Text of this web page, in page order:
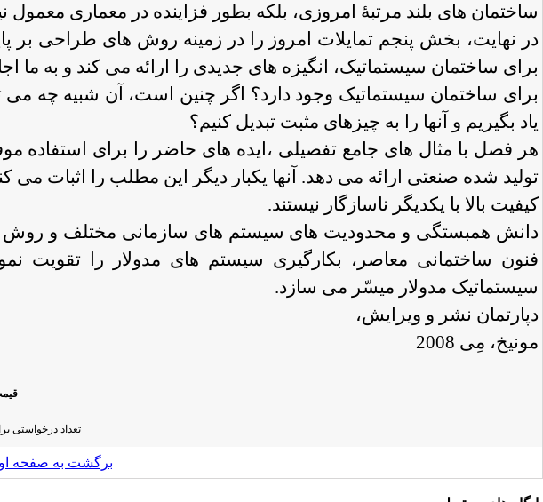
ساختمان های بلند مرتبۀ امروزی، بلکه بطور فزاینده در معماری
در نهایت، بخش پنجم تمایلات امروز را در زمینه روش های طراحی بر
برای ساختمان سیستماتیک، انگیزه های جدیدی را ارائه می کند و به ما
برای ساختمان سیستماتیک وجود دارد؟ اگر چنین است، آن شبیه چه می
یاد بگیریم و آنها را به چیزهای مثبت تبدیل کنیم؟
هر فصل با مثال های جامع تفصیلی ،ایده های حاضر را برای استفاده
تولید شده صنعتی ارائه می دهد. آنها یکبار دیگر این مطلب را اثبات
کیفیت بالا با یکدیگر ناسازگار نیستند.
دانش همبستگی و محدودیت های سیستم های سازمانی مختلف و روش
فنون ساختمانی معاصر، بکارگیری سیستم های مدولار را تقویت
سیستماتیک مدولار میسّر می سازد.
دپارتمان نشر و ویرایش،
مونیخ، مِی 2008
تعداد درخواستی
برگشت به صفحه